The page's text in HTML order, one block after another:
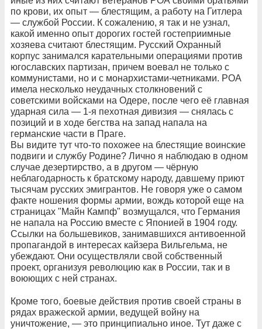
по крови, их опыт — блестящим, а работу на Гитлера
— службой России. К сожалению, я так и не узнал,
какой именно опыт дорогих гостей гостеприимные
хозяева считают блестящим. Русский Охранный
корпус занимался карательными операциями против
югославских партизан, причем воевал не только с
коммунистами, но и с монархистами-четниками. РОА
имела несколько неудачных столкновений с
советскими войсками на Одере, после чего её главная
ударная сила — 1-я пехотная дивизия — снялась с
позиций и в ходе бегства на запад напала на
германские части в Праге.
Вы видите тут что-то похожее на блестящие воинские
подвиги и службу Родине? Лично я наблюдаю в одном
случае дезертирство, а в другом — чёрную
неблагодарность к братскому народу, давшему приют
тысячам русских эмигрантов. Не говоря уже о самом
факте ношения формы армии, вождь которой еще на
страницах "Майн Кампф" возмущался, что Германия
не напала на Россию вместе с Японией в 1904 году.
Ссылки на большевиков, занимавшихся антивоенной
пропагандой в интересах кайзера Вильгельма, не
убеждают. Они осуществляли свой собственный
проект, организуя революцию как в России, так и в
воюющих с ней странах.
Кроме того, боевые действия против своей страны в
рядах вражеской армии, ведущей войну на
уничтожение, — это принципиально иное. Тут даже с